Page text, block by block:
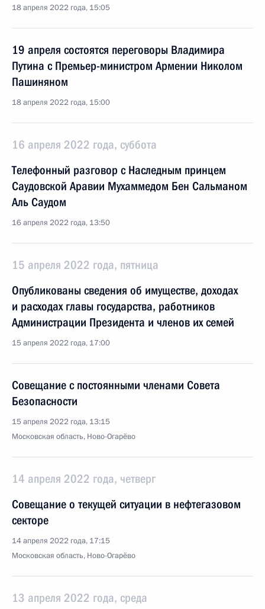
18 апреля 2022 года, 15:05
19 апреля состоятся переговоры Владимира
Путина с Премьер-министром Армении Николом
Пашиняном
18 апреля 2022 года, 15:00
16 апреля 2022 года, суббота
Телефонный разговор с Наследным принцем
Саудовской Аравии Мухаммедом Бен Сальманом
Аль Саудом
16 апреля 2022 года, 13:50
15 апреля 2022 года, пятница
Опубликованы сведения об имуществе, доходах
и расходах главы государства, работников
Администрации Президента и членов их семей
15 апреля 2022 года, 17:00
Совещание с постоянными членами Совета
Безопасности
15 апреля 2022 года, 13:15
Московская область, Ново-Огарёво
14 апреля 2022 года, четверг
Совещание о текущей ситуации в нефтегазовом
секторе
14 апреля 2022 года, 17:15
Московская область, Ново-Огарёво
13 апреля 2022 года, среда